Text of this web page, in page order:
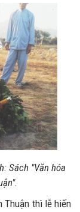
Sách "Văn hóa
Thuận thì lễ hiến